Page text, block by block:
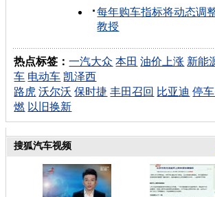
每年购车指标将动态调
教授
热点标签：一汽大众 本田 油价上涨 新能
车 电动车 凯泽西
路虎 沃尔沃 保时捷 丰田召回 比亚迪 停
燃 以旧换新
搜狐汽车视频